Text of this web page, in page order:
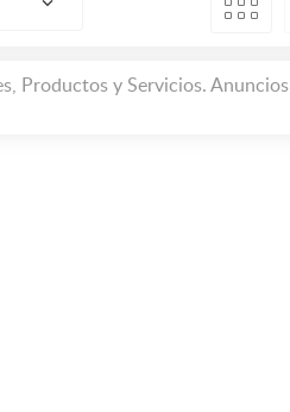
Productos y Servicios. Anuncios